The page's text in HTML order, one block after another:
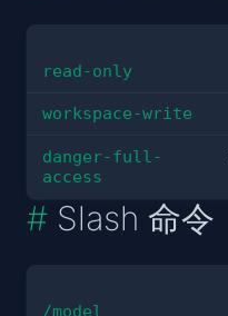
read-only
workspace-write
danger-full-
access
Slash 命令
/model